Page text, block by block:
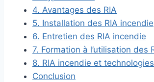
4. Avantages des RIA
5. Installation des RIA incendie
6. Entretien des RIA incendie
7. Formation à l’utilisation des
8. RIA incendie et
Conclusion